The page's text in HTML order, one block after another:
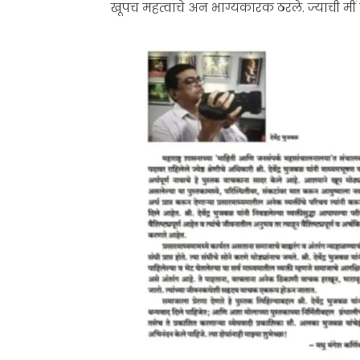
खूपच महत्वाचे अन भाग्यकारक ठरले. ज्याची मीं